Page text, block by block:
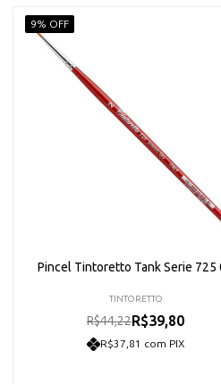
9% OFF
Pincel Tintoretto Tank Serie 725
TINTORETTO
R$44,22R$39,80
R$37,81 com PIX